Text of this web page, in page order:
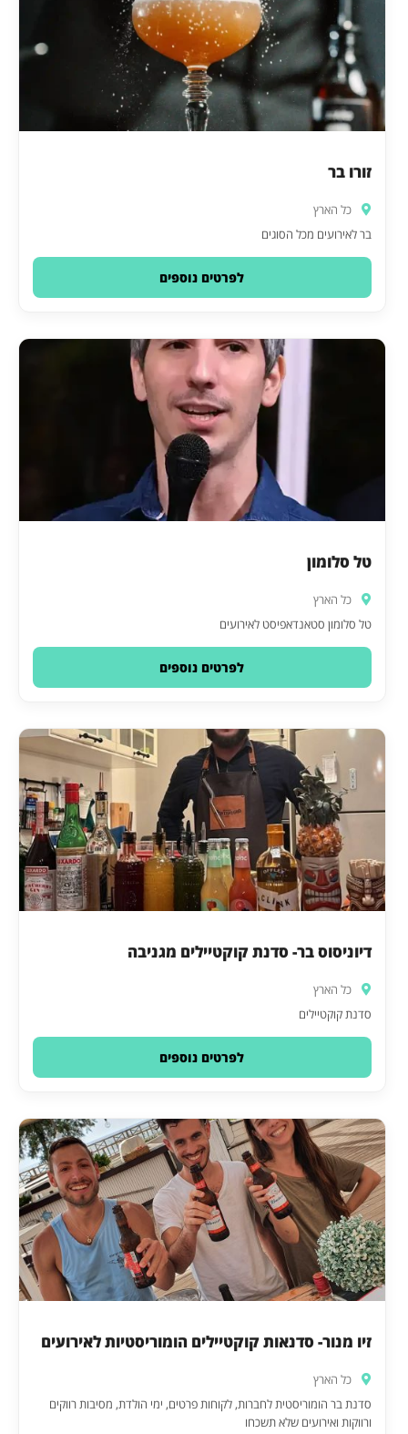
זורו בר
כל הארץ
בר לאירועים מכל הסוגים
לפרטים נוספים
טל סלומון
כל הארץ
טל סלומון סטאנדאפיסט לאירועים
לפרטים נוספים
דיוניסוס בר- סדנת קוקטיילים מגניבה
כל הארץ
סדנת קוקטיילים‎‎
לפרטים נוספים
זיו מנור- סדנאות קוקטיילים הומוריסטיות לאירועים
כל הארץ
סדנת בר הומוריסטית לחברות, לקוחות פרטים, ימי הולדת, מסיבות רווקים
ורווקות ואירועים שלא תשכחו